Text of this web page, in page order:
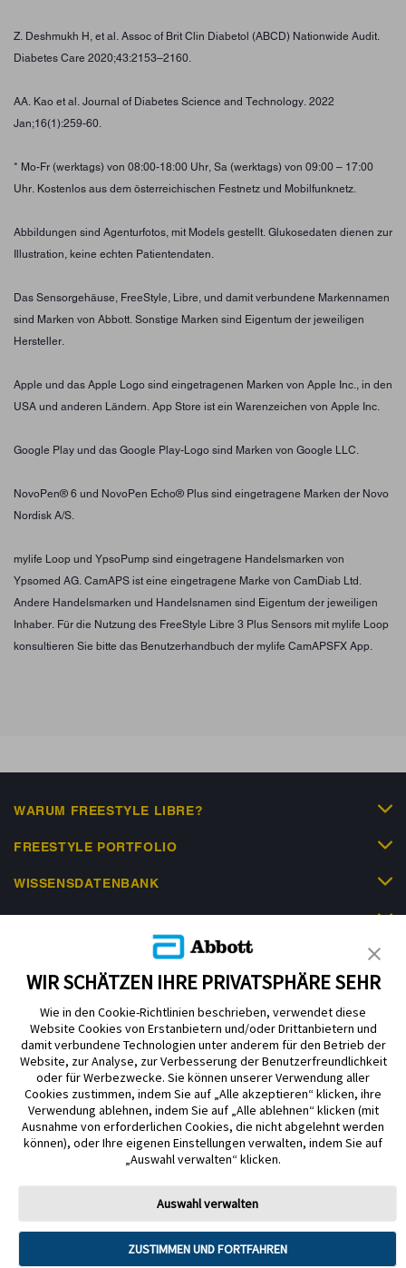
Z. Deshmukh H, et al. Assoc of Brit Clin Diabetol (ABCD) Nationwide Audit.
Diabetes Care 2020;43:2153–2160.
AA. Kao et al. Journal of Diabetes Science and Technology. 2022
Jan;16(1):259-60.
* Mo-Fr (werktags) von 08:00-18:00 Uhr, Sa (werktags) von 09:00 – 17:00
Uhr. Kostenlos aus dem österreichischen Festnetz und Mobilfunknetz.
Abbildungen sind Agenturfotos, mit Models gestellt. Glukosedaten dienen zur
Illustration, keine echten Patientendaten.
Das Sensorgehäuse, FreeStyle, Libre, und damit verbundene Markennamen
sind Marken von Abbott. Sonstige Marken sind Eigentum der jeweiligen
Hersteller.
Apple und das Apple Logo sind eingetragenen Marken von Apple Inc., in den
USA und anderen Ländern. App Store ist ein Warenzeichen von Apple Inc.
Google Play und das Google Play-Logo sind Marken von Google LLC.
NovoPen® 6 und NovoPen Echo® Plus sind eingetragene Marken der Novo
Nordisk A/S.
mylife Loop und YpsoPump sind eingetragene Handelsmarken von
Ypsomed AG. CamAPS ist eine eingetragene Marke von CamDiab Ltd.
Andere Handelsmarken und Handelsnamen sind Eigentum der jeweiligen
Inhaber. Für die Nutzung des FreeStyle Libre 3 Plus Sensors mit mylife Loop
konsultieren Sie bitte das Benutzerhandbuch der mylife CamAPSFX App.
WARUM FREESTYLE LIBRE?
FREESTYLE PORTFOLIO
WISSENSDATENBANK
HILFE & KONTAKT
Impressum Datenschutzerklärung
Cookie-Richtlinien
Nutzungsbedingungen
Barrierefreiheitserklärung
Mitteilung zur Datenverordnung
Cookie-Präferenzen
© 2026 Abbott. Alle Rechte vorbehalten. Libre, das Schmetterlingslogo, die
Form und das Erscheinungsbild des Sensors, die Farbe Gelb sowie damit
Unternehmensgruppe Abbott in verschiedenen Rechtsgebieten. Andere
Marken sind Eigentum ihrer jeweiligen Rechteinhaber.
Care, die Tandem Logos, Control-IQ, Control-IQ+, t:slim X2, t:slim, Tandem
WIR SCHÄTZEN IHRE PRIVATSPHÄRE SEHR
Wie in den Cookie-Richtlinien beschrieben, verwendet diese
Website Cookies von Erstanbietern und/oder Drittanbietern und
damit verbundene Technologien unter anderem für den Betrieb der
Website, zur Analyse, zur Verbesserung der Benutzerfreundlichkeit
oder für Werbezwecke. Sie können unserer Verwendung aller
Cookies zustimmen, indem Sie auf „Alle akzeptieren“ klicken, ihre
Verwendung ablehnen, indem Sie auf „Alle ablehnen“ klicken (mit
Ausnahme von erforderlichen Cookies, die nicht abgelehnt werden
können), oder Ihre eigenen Einstellungen verwalten, indem Sie auf
„Auswahl verwalten“ klicken.
Auswahl verwalten
ZUSTIMMEN UND FORTFAHREN